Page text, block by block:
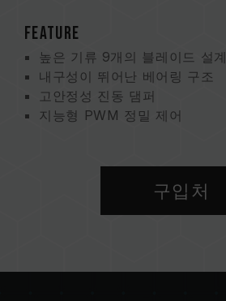
FEATURE
높은 기류 9개의 블레이드 설계
내구성이 뛰어난 베어링 구조
고안정성 진동 댐퍼
지능형 PWM 정밀 제어
구입처